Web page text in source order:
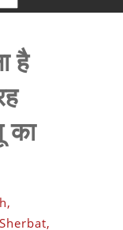
है
का